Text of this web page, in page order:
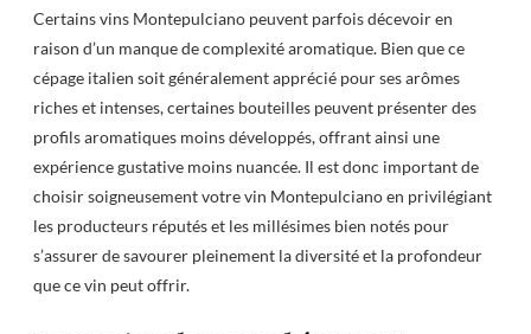
Certains vins Montepulciano peuvent parfois décevoir en
raison d’un manque de complexité aromatique. Bien que ce
cépage italien soit généralement apprécié pour ses arômes
riches et intenses, certaines bouteilles peuvent présenter des
profils aromatiques moins développés, offrant ainsi une
expérience gustative moins nuancée. Il est donc important de
choisir soigneusement votre vin Montepulciano en privilégiant
les producteurs réputés et les millésimes bien notés pour
s’assurer de savourer pleinement la diversité et la profondeur
que ce vin peut offrir.